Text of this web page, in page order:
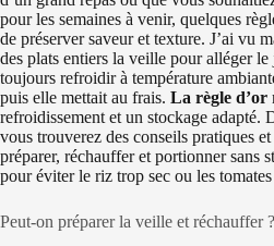
pour les semaines à venir, quelques
de préserver saveur et texture. J’ai vu
des plats entiers la veille pour alléger
toujours refroidir à température
puis elle mettait au frais. La règle d’or
refroidissement et un stockage adapté.
vous trouverez des conseils pratiques
préparer, réchauffer et portionner sans
pour éviter le riz trop sec ou les tomates
Peut‑on préparer la veille et réchauffer ?